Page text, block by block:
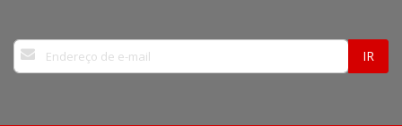
Inscreva-
se
na
IR